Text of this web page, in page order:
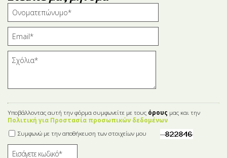
Υποβάλλοντας αυτή την φόρμα συμφωνείτε με τους όρους μας και την
Πολιτική για Προστασία προσωπικών δεδομένων
Συμφωνώ με την αποθήκευση των στοιχείων μου